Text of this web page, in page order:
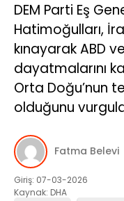
DEM Parti Eş
Hatimoğulları,
kınayarak ABD
dayatmalarını
Orta Doğu’nun
olduğunu
Fatma Belevi
Giriş: 07-03-2026
Kaynak: DHA